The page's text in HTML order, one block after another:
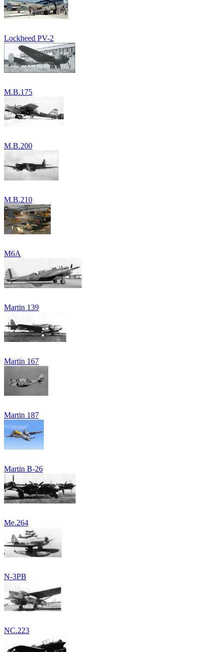
Lockheed PV-2
M.B.175
M.B.200
M.B.210
M6A
Martin 139
Martin 167
Martin 187
Martin B-26
Me.264
N-3PB
NC.223